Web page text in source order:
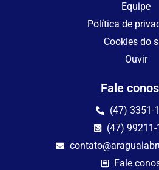
Equipe
Política de
Cookies do
Ouvir
Fale
(47) 3351-
(47) 99211-
Fale